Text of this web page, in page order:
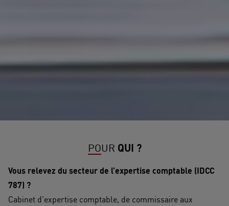
POUR QUI ?
Vous relevez du secteur de l’expertise comptable (IDCC
787) ?
Cabinet d’expertise comptable, de commissaire aux